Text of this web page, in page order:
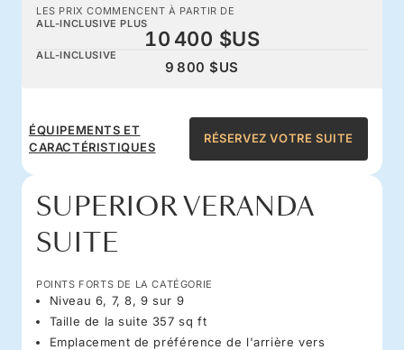
LES PRIX COMMENCENT À PARTIR DE
ALL-INCLUSIVE PLUS
10 400 $US
ALL-INCLUSIVE
9 800 $US
ÉQUIPEMENTS ET
CARACTÉRISTIQUES
RÉSERVEZ VOTRE SUITE
SUPERIOR VERANDA
SUITE
POINTS FORTS DE LA CATÉGORIE
Niveau 6, 7, 8, 9 sur 9
Taille de la suite 357 sq ft
Emplacement de préférence de l'arrière vers